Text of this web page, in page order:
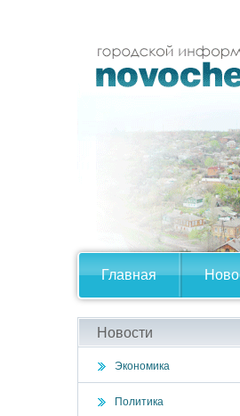
Главная
Новости
Экономика
Политика